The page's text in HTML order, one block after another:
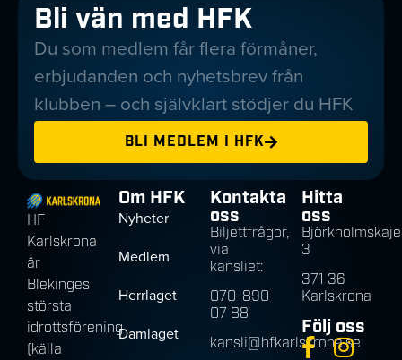
Bli vän med HFK
Du som medlem får flera förmåner,
erbjudanden och nyhetsbrev från
klubben – och självklart stödjer du HFK
BLI MEDLEM I HFK
HF
Karlskrona
är
Blekinges
största
idrottsförening
(källa
Om HFK
Nyheter
Medlem
Herrlaget
Damlaget
Kontakta
oss
Biljettfrågor,
via
kansliet:
070-890
07 88
kansli@hfkarlskrona.se
Hitta
oss
3
371 36
Karlskrona
Följ oss